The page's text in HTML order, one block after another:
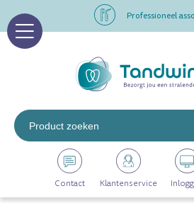
Professioneel
Op werkdagen voor 16.00 uur
Professioneel
Altijd op
Contact Klantenservice